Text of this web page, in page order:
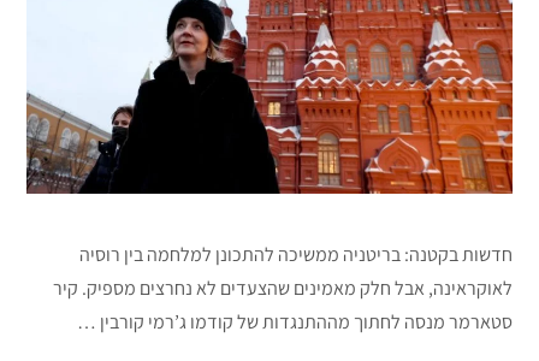
חדשות בקטנה: בריטניה ממשיכה להתכונן למלחמה בין רוסיה
לאוקראינה, אבל חלק מאמינים שהצעדים לא נחרצים מספיק. קיר
סטארמר מנסה לחתוך מההתנגדות של קודמו ג’רמי קורבין …